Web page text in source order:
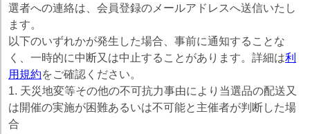
選者への連絡は、会員登録のメールアドレスへ送信いたし
ます。
以下のいずれかが発生した場合、事前に通知することな
く、一時的に中断又は中止することがあります。詳細は利
用規約をご確認ください。
1. 天災地変等その他の不可抗力事由により当選品の配送又
は開催の実施が困難あるいは不可能と主催者が判断した場
合